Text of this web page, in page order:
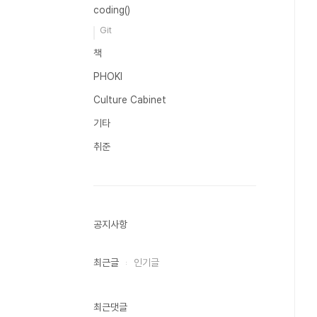
coding()
Git
책
PHOKI
Culture Cabinet
기타
취준
공지사항
최근글 인기글
최근댓글